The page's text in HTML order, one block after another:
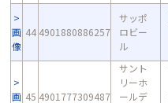
画
像
44 4901880886257
サッポ
ロビー
ル
画 45 4901777309487
サント
リーホ
ールデ